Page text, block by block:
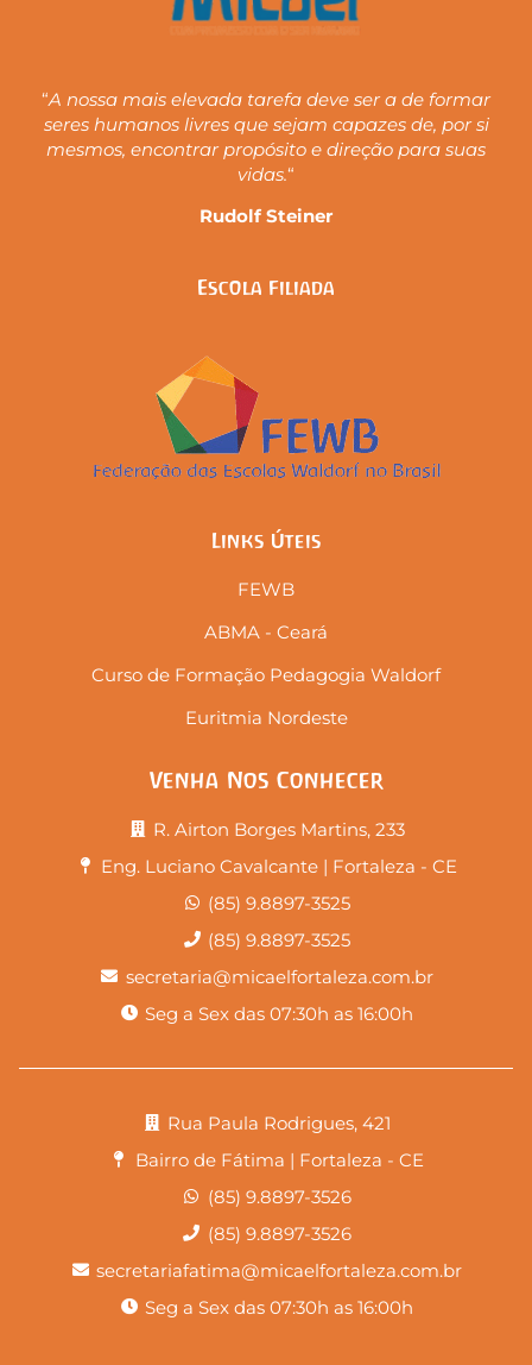
“A nossa mais elevada tarefa deve ser a de formar
seres humanos livres que sejam capazes de, por si
mesmos, encontrar propósito e direção para suas
vidas.“
Rudolf Steiner
Escola Filiada
Links Úteis
FEWB
ABMA - Ceará
Curso de Formação Pedagogia Waldorf
Euritmia Nordeste
Venha Nos Conhecer
R. Airton Borges Martins, 233
Eng. Luciano Cavalcante | Fortaleza - CE
(85) 9.8897-3525
(85) 9.8897-3525
secretaria@micaelfortaleza.com.br
Seg a Sex das 07:30h as 16:00h
Rua Paula Rodrigues, 421
Bairro de Fátima | Fortaleza - CE
(85) 9.8897-3526
(85) 9.8897-3526
secretariafatima@micaelfortaleza.com.br
Seg a Sex das 07:30h as 16:00h